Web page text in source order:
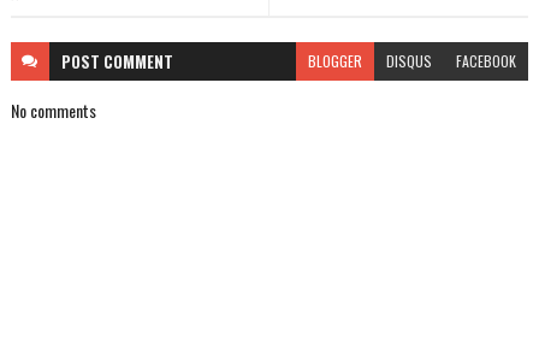
POST COMMENT BLOGGER DISQUS FACEBOOK
No comments